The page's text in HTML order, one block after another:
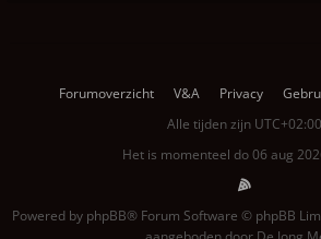
Forumoverzicht V&A Privacy
Alle tijden zijn UTC+02:00
Het is momenteel do 06 aug
Powered by phpBB® Forum Software © phpBB